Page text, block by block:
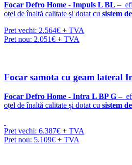
Focar Defro Home - Impuls L BL –
oțel de înaltă calitate și dotat cu sistem
Pret vechi: 2.564€ + TVA
Pret nou: 2.051€ + TVA
Focar samota cu geam lateral
Focar Defro Home - Intra L BP G –
oțel de înaltă calitate și dotat cu sistem
Pret vechi: 6.387€ + TVA
Pret nou: 5.109€ + TVA